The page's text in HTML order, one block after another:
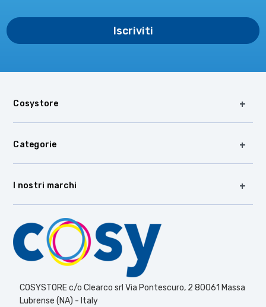
Cosystore
Categorie
I nostri marchi
COSYSTORE c/o Clearco srl Via Pontescuro, 2 80061 Massa
Lubrense (NA) - Italy